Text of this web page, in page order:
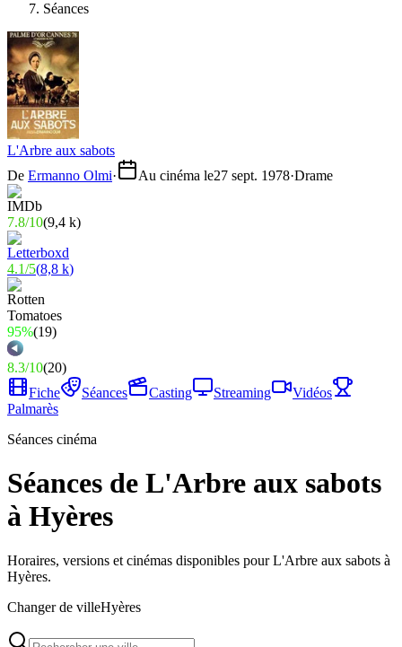
Séances
L'Arbre aux sabots
De Ermanno Olmi· Au cinéma le27 sept. 1978·Drame
7.8/10(9,4 k)
4.1/5(8,8 k)
95%(19)
8.3/10(20)
Fiche
Séances Casting Streaming
Vidéos
Palmarès
Séances cinéma
Séances de L'Arbre aux sabots
à Hyères
Horaires, versions et cinémas disponibles pour L'Arbre aux sabots à
Hyères.
Changer de villeHyères